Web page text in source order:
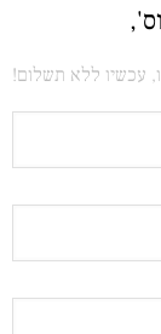
עכשיו ללא תשלום!